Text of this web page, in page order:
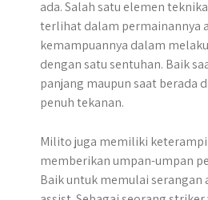
ada. Salah satu elemen
terlihat dalam permainannya
kemampuannya dalam
dengan satu sentuhan. Baik
panjang maupun saat berada
penuh tekanan.
Milito juga memiliki
memberikan umpan-umpan
Baik untuk memulai serangan